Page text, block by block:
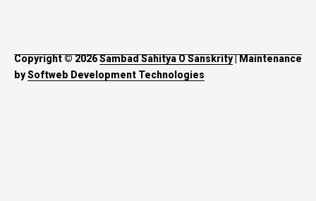
Copyright © 2026Sambad Sahitya O Sanskrity| Maintenance
bySoftweb Development Technologies